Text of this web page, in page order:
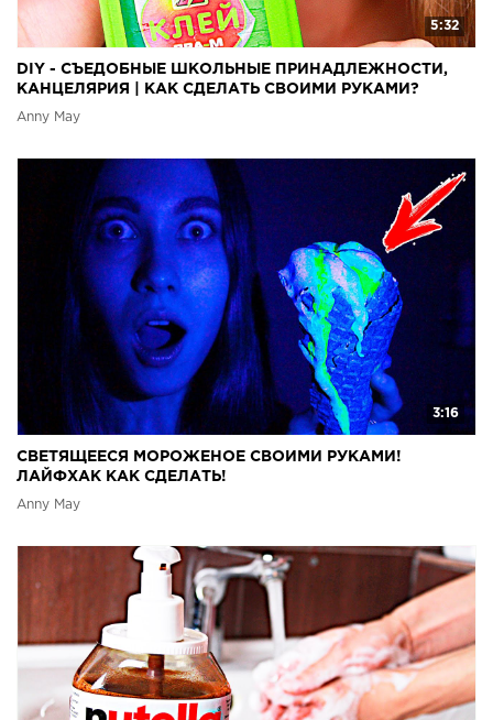
5:32
DIY - СЪЕДОБНЫЕ ШКОЛЬНЫЕ ПРИНАДЛЕЖНОСТИ,
КАНЦЕЛЯРИЯ | КАК СДЕЛАТЬ СВОИМИ РУКАМИ?
Anny May
3:16
СВЕТЯЩЕЕСЯ МОРОЖЕНОЕ СВОИМИ РУКАМИ!
ЛАЙФХАК КАК СДЕЛАТЬ!
Anny May